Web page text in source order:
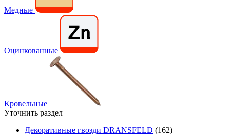
Медные
Оцинкованные
Кровельные
Уточнить раздел
Декоративные гвозди DRANSFELD (162)